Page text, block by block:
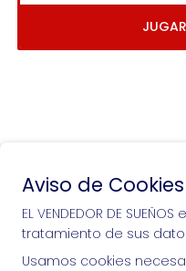
Si puedes soñarlo,
suerte!
Aviso de Cookies
EL VENDEDOR DE
tratamiento de sus
Usamos cookies